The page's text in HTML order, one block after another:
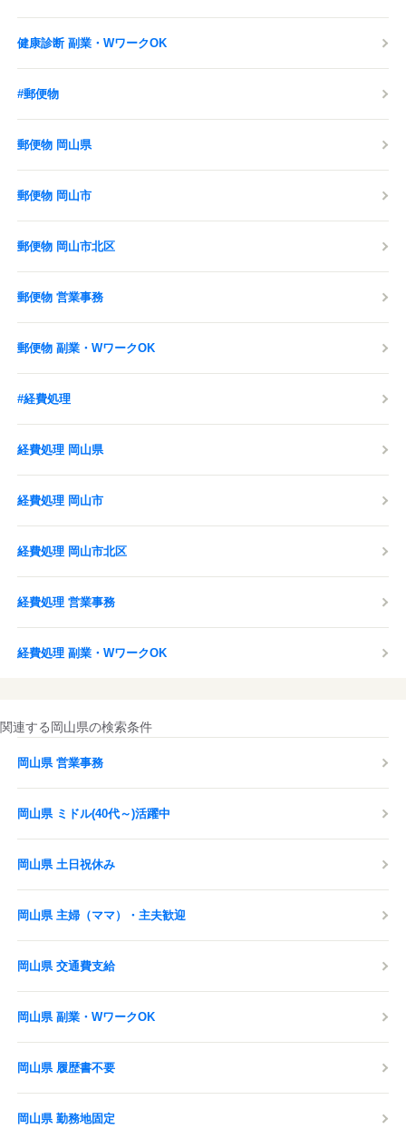
健康診断 副業・WワークOK
#郵便物
郵便物 岡山県
郵便物 岡山市
郵便物 岡山市北区
郵便物 営業事務
郵便物 副業・WワークOK
#経費処理
経費処理 岡山県
経費処理 岡山市
経費処理 岡山市北区
経費処理 営業事務
経費処理 副業・WワークOK
関連する岡山県の検索条件
岡山県 営業事務
岡山県 ミドル(40代～)活躍中
岡山県 土日祝休み
岡山県 主婦（ママ）・主夫歓迎
岡山県 交通費支給
岡山県 副業・WワークOK
岡山県 履歴書不要
岡山県 勤務地固定